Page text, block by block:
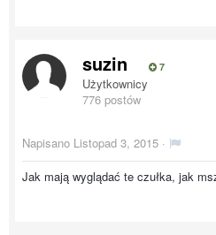
suzin 7
Użytkownicy
776 postów
Napisano Listopad 3, 2015 ·
Jak mają wyglądać te czułka, jak